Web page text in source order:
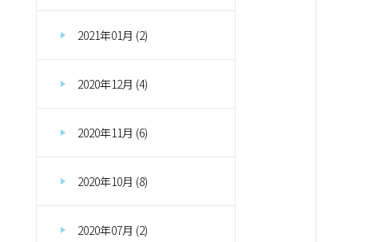
2021年01月 (2)
2020年12月 (4)
2020年11月 (6)
2020年10月 (8)
2020年07月 (2)